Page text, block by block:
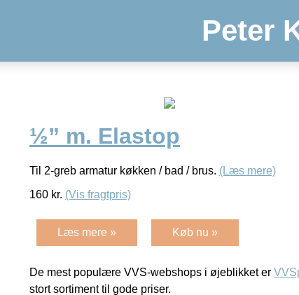
Peter
½” m. Elastop
Til 2-greb armatur køkken / bad / brus. (Læs mere)
160 kr. (Vis fragtpris)
Læs mere » Køb nu »
De mest populære VVS-webshops i øjeblikket er
stort sortiment til gode priser.